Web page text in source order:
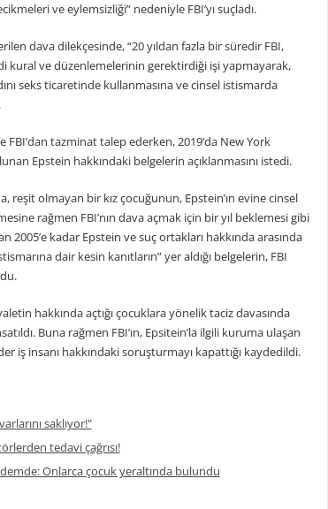
ve eylemsizliği” nedeniyle FBI’yı suçladı.
dava dilekçesinde, “20 yıldan fazla bir süredir FBI,
kural ve düzenlemelerinin gerektirdiği işi yapmayarak,
seks ticaretinde kullanmasına ve cinsel istismarda
FBI’dan tazminat talep ederken, 2019’da New York
Epstein hakkındaki belgelerin açıklanmasını istedi.
reşit olmayan bir kız çocuğunun, Epstein’ın evine cinsel
rağmen FBI’nın dava açmak için bir yıl beklemesi gibi
2005’e kadar Epstein ve suç ortakları hakkında arasında
dair kesin kanıtların” yer aldığı belgelerin, FBI
hakkında açtığı çocuklara yönelik taciz davasında
Buna rağmen FBI’ın, Epsitein’la ilgili kuruma ulaşan
iş insanı hakkındaki soruşturmayı kapattığı kaydedildi.
saklıyor!"
tedavi çağrısı!
Onlarca çocuk yeraltında bulundu